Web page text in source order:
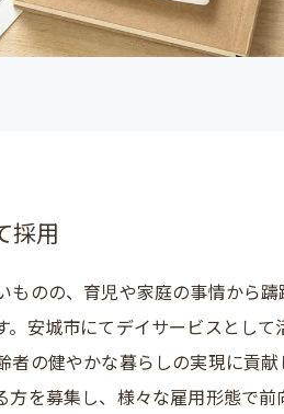
採用
ものの、育児や家庭の事情から躊
安城市にてデイサービスとして
者の健やかな暮らしの実現に貢献
方を募集し、様々な雇用形態で前